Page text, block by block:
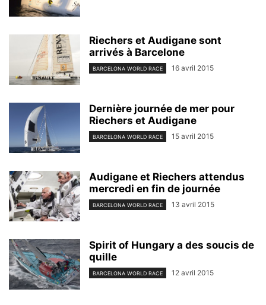
Riechers et Audigane sont
arrivés à Barcelone
BARCELONA WORLD RACE 16 avril 2015
Dernière journée de mer pour
Riechers et Audigane
BARCELONA WORLD RACE 15 avril 2015
Audigane et Riechers attendus
mercredi en fin de journée
BARCELONA WORLD RACE 13 avril 2015
Spirit of Hungary a des soucis de
quille
BARCELONA WORLD RACE 12 avril 2015